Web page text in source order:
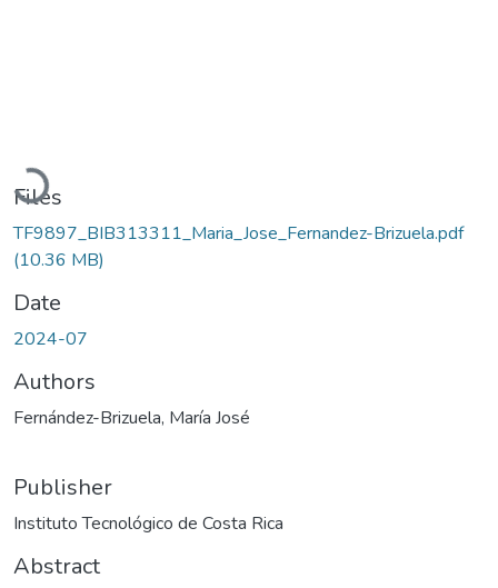
Loading...
Files
TF9897_BIB313311_Maria_Jose_Fernandez-Brizuela.pdf
(10.36 MB)
Date
2024-07
Authors
Fernández-Brizuela, María José
Publisher
Instituto Tecnológico de Costa Rica
Abstract